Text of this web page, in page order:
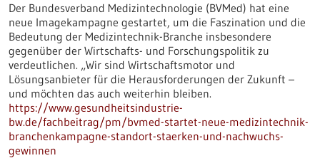
Der Bundesverband Medizintechnologie (BVMed) hat eine
neue Imagekampagne gestartet, um die Faszination und die
Bedeutung der Medizintechnik-Branche insbesondere
gegenüber der Wirtschafts- und Forschungspolitik zu
verdeutlichen. „Wir sind Wirtschaftsmotor und
Lösungsanbieter für die Herausforderungen der Zukunft –
und möchten das auch weiterhin bleiben.
https://www.gesundheitsindustrie-
bw.de/fachbeitrag/pm/bvmed-startet-neue-medizintechnik-
branchenkampagne-standort-staerken-und-nachwuchs-
gewinnen